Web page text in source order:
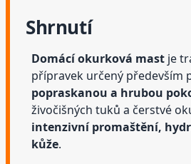
Shrnutí
Domácí okurková mast je
přípravek určený především
popraskanou a hrubou
živočišných tuků a čerstvé
intenzivní promaštění,
kůže.